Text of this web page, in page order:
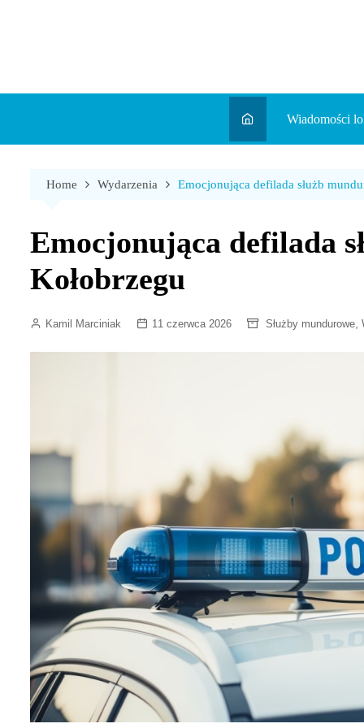
Wiadomości
Wydarzenia
Home Wydarzenia Emocjonująca defilada służb
Emocjonująca defilada
Kołobrzegu
Kamil Marciniak 11 czerwca 2026 Służby mundurowe